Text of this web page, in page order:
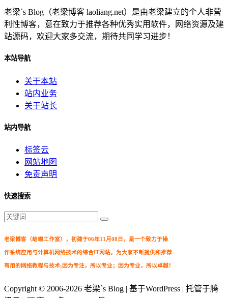
老梁`s Blog（老梁博客 laoliang.net）是由老梁建立的个人非营
利性博客，意在致力于推荐各种优秀实用软件，网络资源及建
站源码，欢迎大家多交流，期待共同学习进步！
本站导航
关于本站
站内业务
关于站长
站内导航
标签云
网站地图
免责声明
快速搜索
老梁博客（蛤蟆工作室），初建于06年11月08日，是一个致力于操
作系统应用与计算机网络技术的综合IT网站，为大家不断提供和推荐
有用的网络教程与技术;因为专注，所以专业；因为专业，所以卓越！
Copyright © 2006-2026 老梁`s Blog | 基于WordPress | 托管于腾